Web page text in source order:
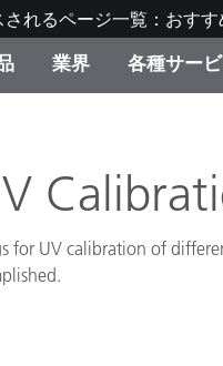
されるページ一覧：おす
業界 各種サー
UV calibration of